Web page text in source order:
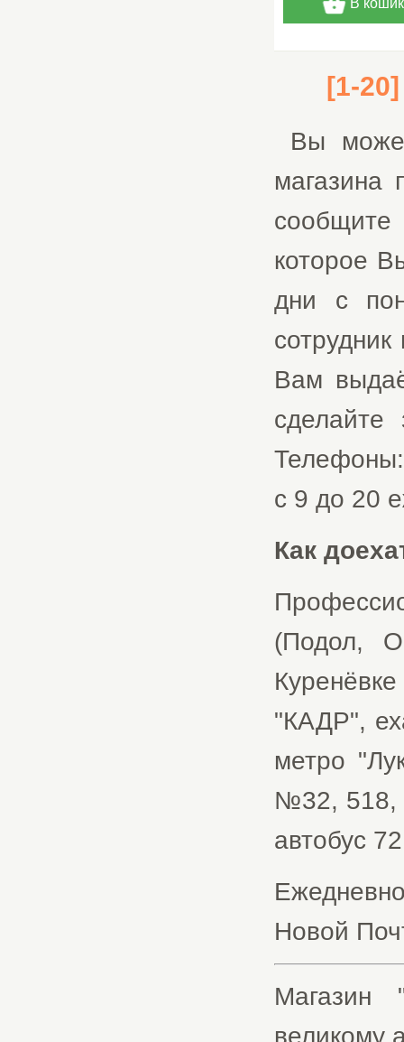
В кошик
[1-
Вы
магазина
сообщите
которое
дни с
Вам
сделайте
с 9 до 20
Как
(Подол,
"КАДР",
метро
№32, 518,
автобус
Новой
Магазин
великому